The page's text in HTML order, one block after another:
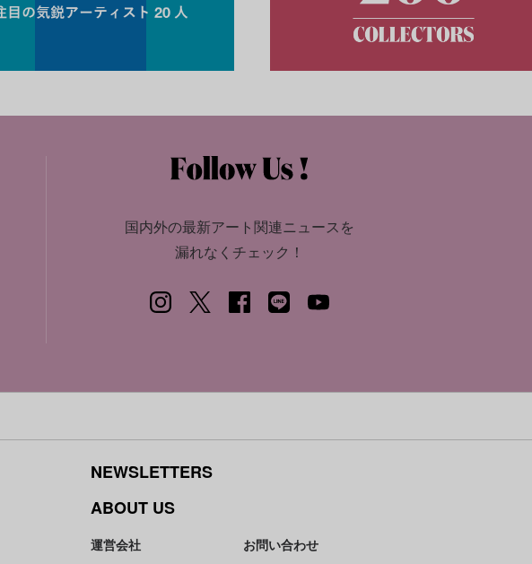
国内外の最新アート関連ニュースを
漏れなくチェック！
NEWSLETTERS
ABOUT US
運営会社 お問い合わせ